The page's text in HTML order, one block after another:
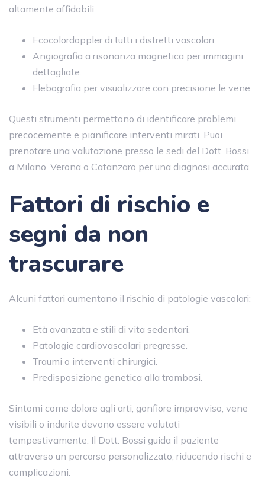
altamente affidabili:
Ecocolordoppler di tutti i distretti vascolari.
Angiografia a risonanza magnetica per immagini
dettagliate.
Flebografia per visualizzare con precisione le vene.
Questi strumenti permettono di identificare problemi
precocemente e pianificare interventi mirati. Puoi
prenotare una valutazione presso le sedi del Dott. Bossi
a Milano, Verona o Catanzaro per una diagnosi accurata.
Fattori di rischio e
segni da non
trascurare
Alcuni fattori aumentano il rischio di patologie vascolari:
Età avanzata e stili di vita sedentari.
Patologie cardiovascolari pregresse.
Traumi o interventi chirurgici.
Predisposizione genetica alla trombosi.
Sintomi come dolore agli arti, gonfiore improvviso, vene
visibili o indurite devono essere valutati
tempestivamente. Il Dott. Bossi guida il paziente
attraverso un percorso personalizzato, riducendo rischi e
complicazioni.